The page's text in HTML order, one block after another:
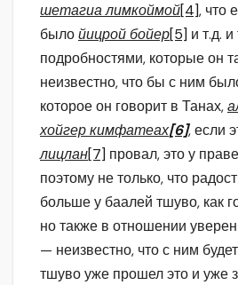
шетагиа лимкоймой[4], что
былойицрой бойер[5] и т.д.
подробностями, которые он
неизвестно, что бы с ним
которое он говорит в Танах,
хойгер кимфатеах[6], если
лицлан[7] провал, это у
поэтому не только, что
больше у баалей тшуво, как
но также в отношении
— неизвестно, что с ним
тшуво уже прошел это и уже